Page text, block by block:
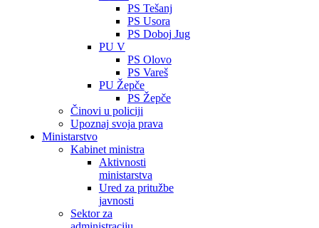
PS Tešanj
PS Usora
PS Doboj Jug
PU V
PS Olovo
PS Vareš
PU Žepče
PS Žepče
Činovi u policiji
Upoznaj svoja prava
Ministarstvo
Kabinet ministra
Aktivnosti
ministarstva
Ured za pritužbe
javnosti
Sektor za